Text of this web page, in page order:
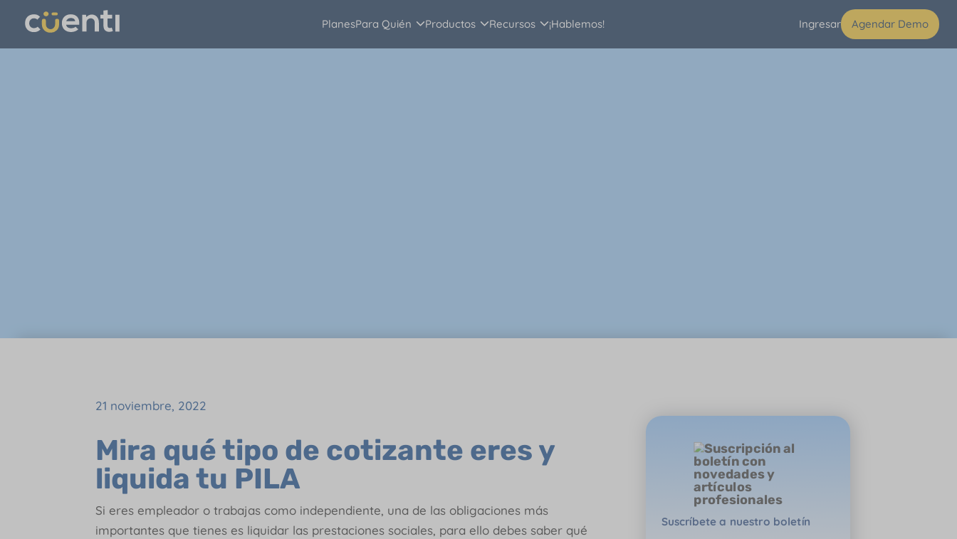
PlanesPara Quién Productos Recursos ¡Hablemos! Ingresar Agendar Demo
21 noviembre, 2022
Mira qué tipo de cotizante eres y
liquida tu PILA
Si eres empleador o trabajas como independiente, una de las obligaciones más
importantes que tienes es liquidar las prestaciones sociales, para ello debes saber qué
Suscríbete a nuestro boletín